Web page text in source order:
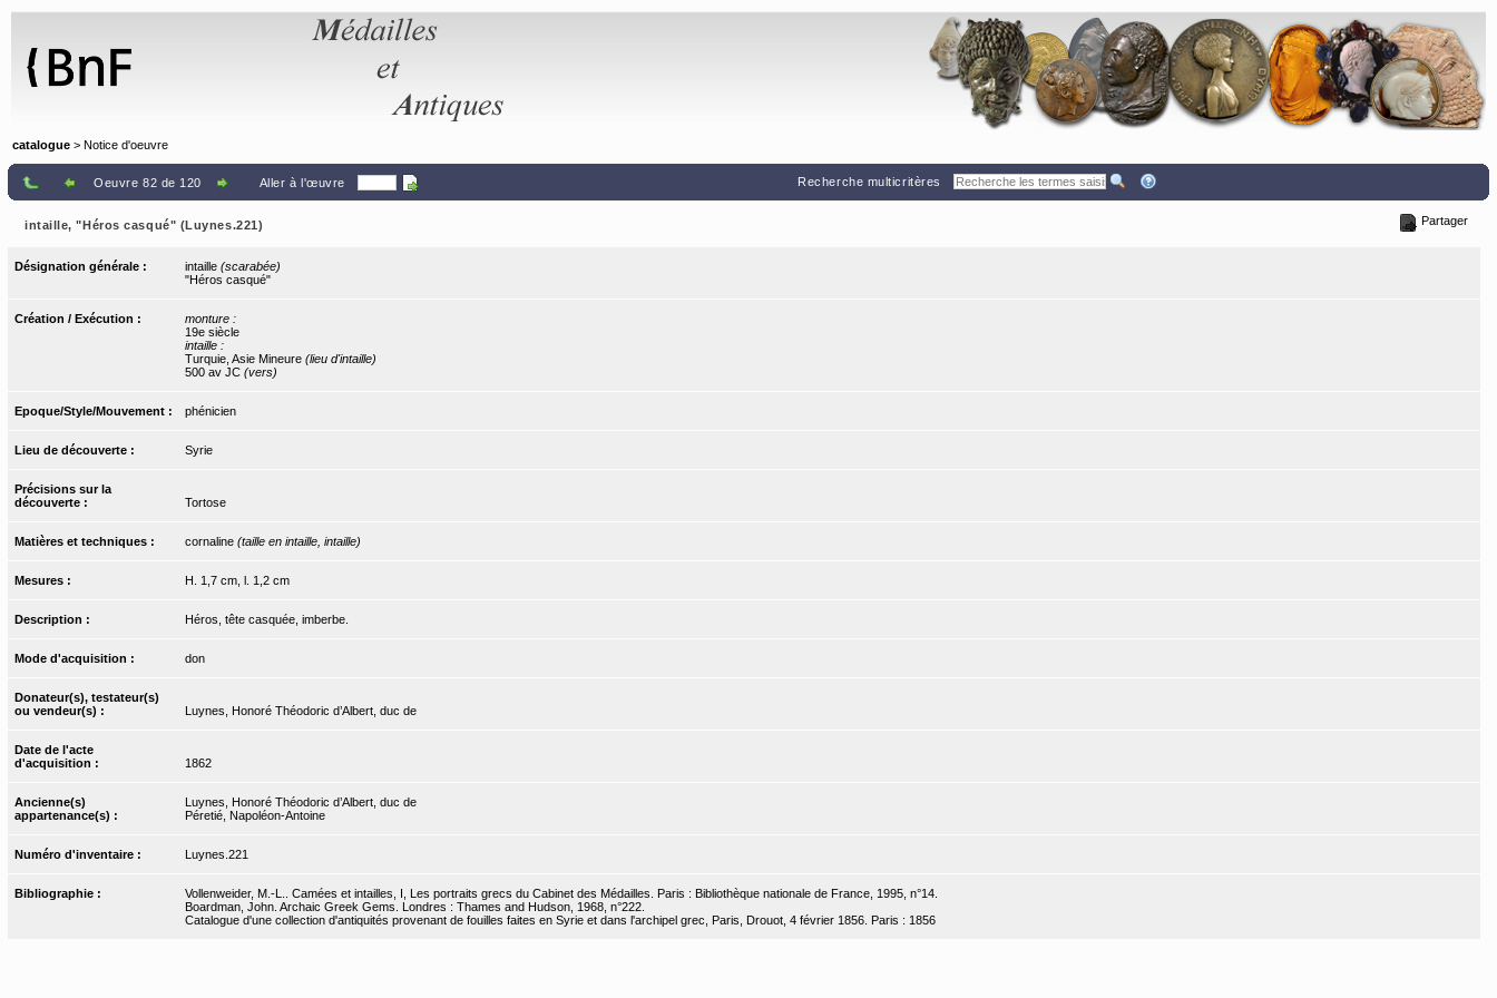
catalogue > Notice d'oeuvre
Oeuvre 82 de 120 Aller à l'œuvre Recherche multicritères
intaille, "Héros casqué" (Luynes.221) Partager
Désignation générale : intaille (scarabée)
"Héros casqué"
Création / Exécution :
monture :
19e siècle
intaille :
Turquie, Asie Mineure (lieu d'intaille)
500 av JC (vers)
Epoque/Style/Mouvement : phénicien
Lieu de découverte : Syrie
Précisions sur la
découverte :
Tortose
Matières et techniques : cornaline (taille en intaille, intaille)
Mesures : H. 1,7 cm, l. 1,2 cm
Description : Héros, tête casquée, imberbe.
Mode d'acquisition : don
Donateur(s), testateur(s)
ou vendeur(s) :
Luynes, Honoré Théodoric d’Albert, duc de
Date de l'acte
d'acquisition :
1862
Ancienne(s)
appartenance(s) :
Luynes, Honoré Théodoric d’Albert, duc de
Péretié, Napoléon-Antoine
Numéro d'inventaire : Luynes.221
Bibliographie :
Vollenweider, M.-L.. Camées et intailles, I, Les portraits grecs du Cabinet des Médailles. Paris : Bibliothèque nationale de France, 1995, n°14.
Boardman, John. Archaic Greek Gems. Londres : Thames and Hudson, 1968, n°222.
Catalogue d'une collection d'antiquités provenant de fouilles faites en Syrie et dans l'archipel grec, Paris, Drouot, 4 février 1856. Paris : 1856